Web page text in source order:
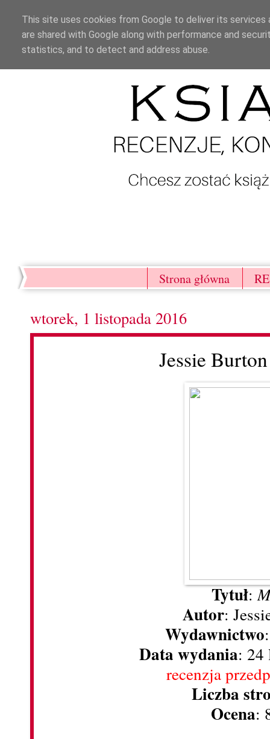
Strona główna
wtorek, 1 listopada 2016
Jessie
Tytuł:
Autor:
Wydawnictwo
Data wydania: 24
recenzja
Liczba
Ocena:
This site uses cookies from Google to deliver its
are shared with Google along with performance and
statistics, and to detect and address abuse.